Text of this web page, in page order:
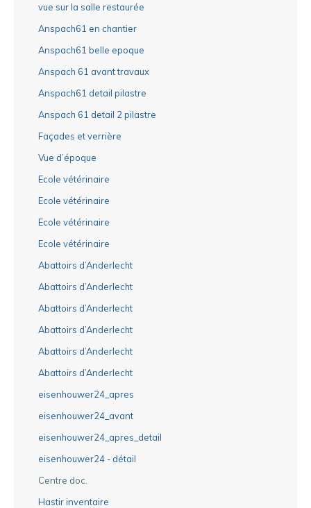
vue sur la salle restaurée
Anspach61 en chantier
Anspach61 belle epoque
Anspach 61 avant travaux
Anspach61 detail pilastre
Anspach 61 detail 2 pilastre
Façades et verrière
Vue d’époque
Ecole vétérinaire
Ecole vétérinaire
Ecole vétérinaire
Ecole vétérinaire
Abattoirs d’Anderlecht
Abattoirs d’Anderlecht
Abattoirs d’Anderlecht
Abattoirs d’Anderlecht
Abattoirs d’Anderlecht
Abattoirs d’Anderlecht
eisenhouwer24_apres
eisenhouwer24_avant
eisenhouwer24_apres_detail
eisenhouwer24 - détail
Centre doc.
Hastir inventaire